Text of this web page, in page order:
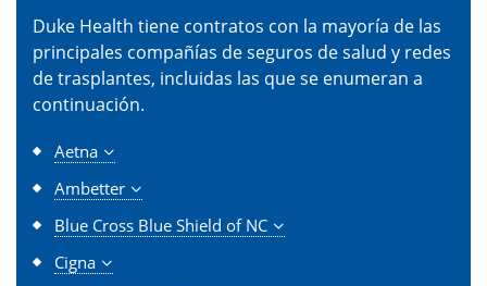
Duke Health tiene contratos con la mayoría de las
principales compañías de seguros de salud y redes
de trasplantes, incluidas las que se enumeran a
continuación.
Aetna
Ambetter
Blue Cross Blue Shield of NC
Cigna